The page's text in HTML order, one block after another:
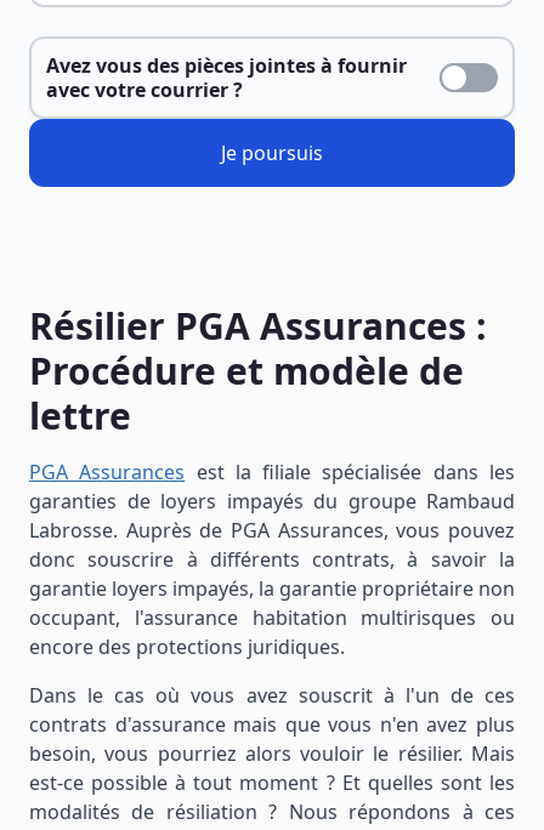
Avez vous des pièces jointes à fournir
avec votre courrier ?
Je poursuis
Résilier PGA Assurances :
Procédure et modèle de
lettre
PGA Assurances est la filiale spécialisée dans les
garanties de loyers impayés du groupe Rambaud
Labrosse. Auprès de PGA Assurances, vous pouvez
donc souscrire à différents contrats, à savoir la
garantie loyers impayés, la garantie propriétaire non
occupant, l'assurance habitation multirisques ou
encore des protections juridiques.
Dans le cas où vous avez souscrit à l'un de ces
contrats d'assurance mais que vous n'en avez plus
besoin, vous pourriez alors vouloir le résilier. Mais
est-ce possible à tout moment ? Et quelles sont les
modalités de résiliation ? Nous répondons à ces